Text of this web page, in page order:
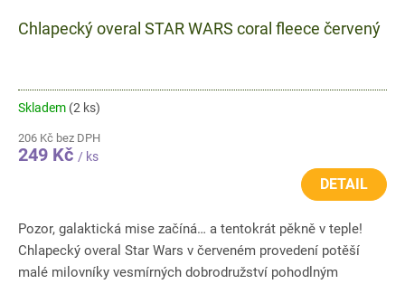
Chlapecký overal STAR WARS coral fleece červený
Skladem (2 ks)
206 Kč bez DPH
249 Kč / ks
DETAIL
Pozor, galaktická mise začíná… a tentokrát pěkně v teple!
Chlapecký overal Star Wars v červeném provedení potěší
malé milovníky vesmírných dobrodružství pohodlným